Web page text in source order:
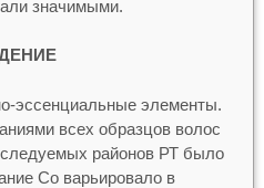
значимыми.
эссенциальные элементы.
всех образцов волос
районов РТ было
Co варьировало в